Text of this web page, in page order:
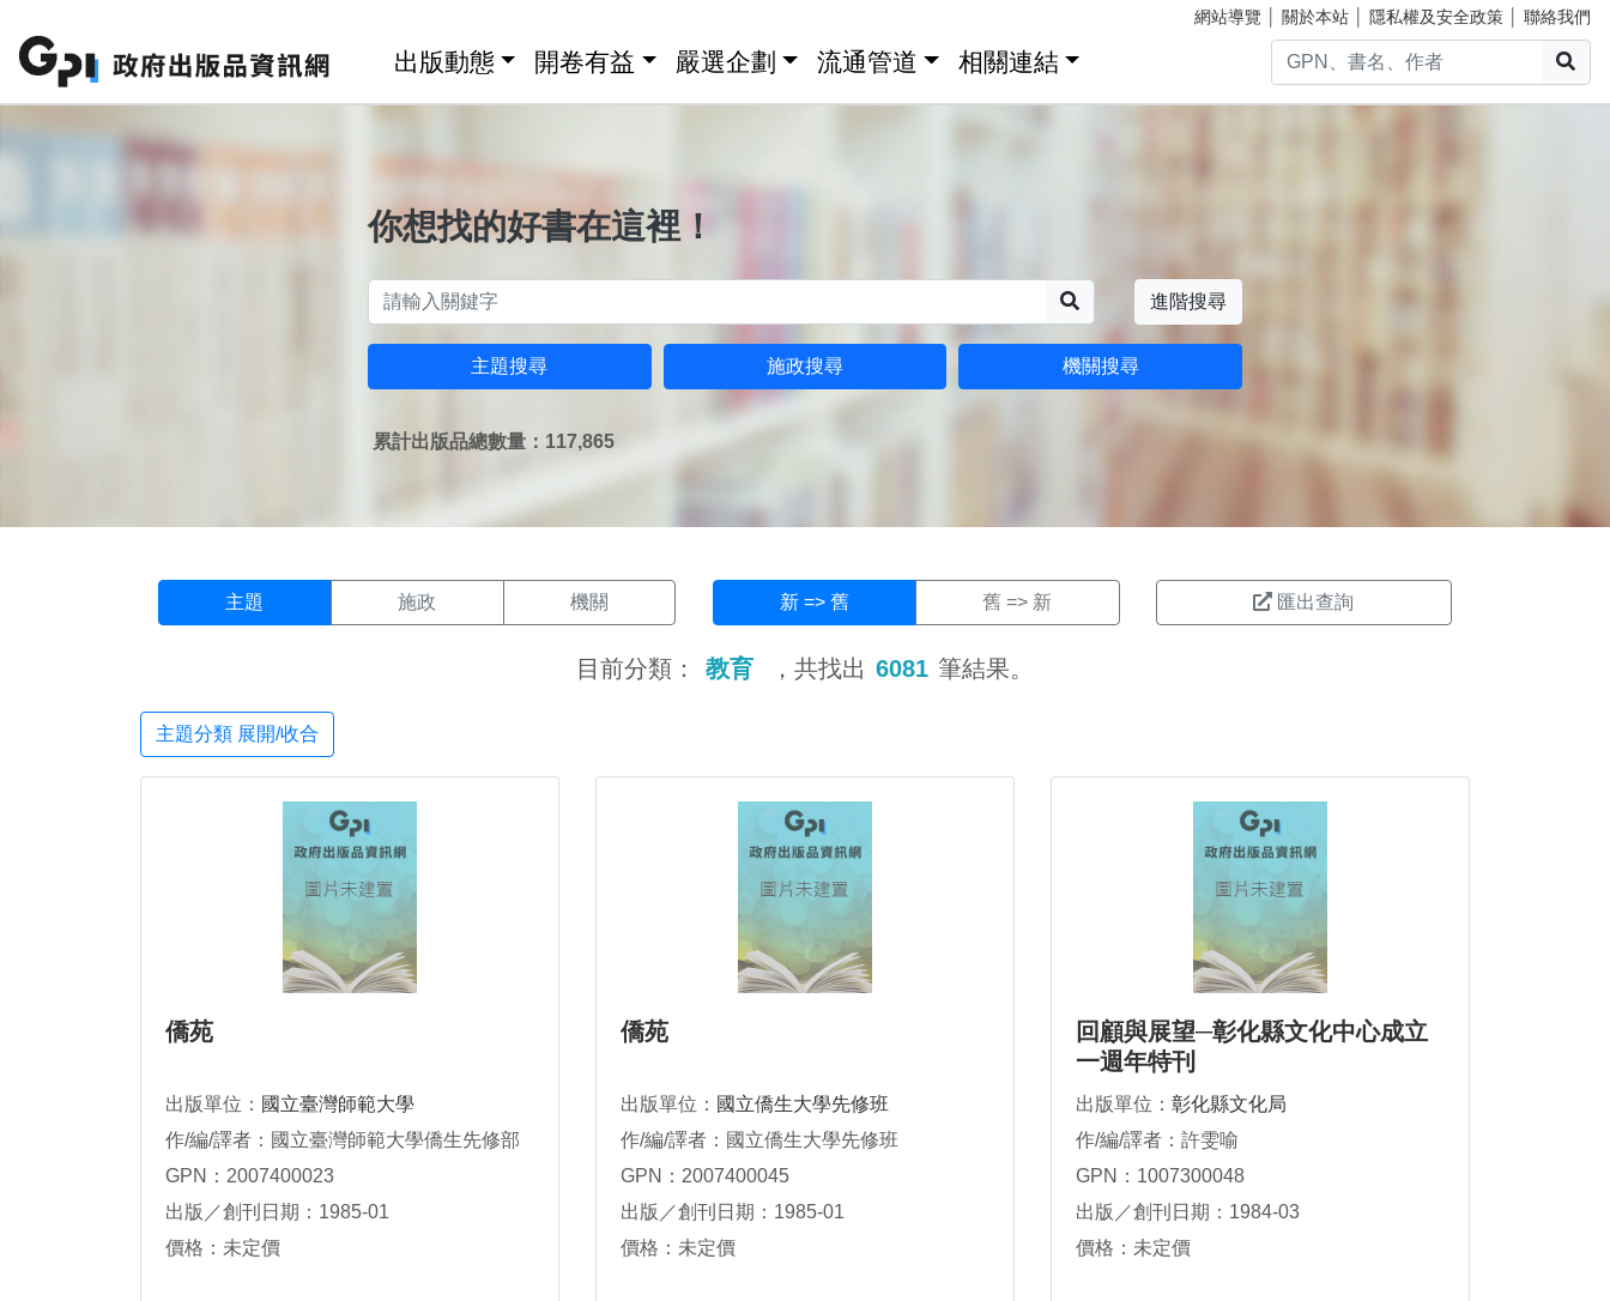
網站導覽 關於本站 隱私權及安全政策 聯絡我們
出版動態 開卷有益 嚴選企劃 流通管道 相關連結
你想找的好書在這裡！
進階搜尋
主題搜尋 施政搜尋 機關搜尋
累計出版品總數量：117,865
主題 施政 機關 新 => 舊 舊 => 新 匯出查詢
目前分類： 教育 ，共找出 6081 筆結果。
主題分類 展開/收合
僑苑
出版單位： 國立臺灣師範大學
作/編/譯者：國立臺灣師範大學僑生先修部
GPN：2007400023
出版／創刊日期：1985-01
價格：未定價
僑苑
出版單位： 國立僑生大學先修班
作/編/譯者：國立僑生大學先修班
GPN：2007400045
出版／創刊日期：1985-01
價格：未定價
回顧與展望─彰化縣文化中心成立
一週年特刊
出版單位： 彰化縣文化局
作/編/譯者：許雯喻
GPN：1007300048
出版／創刊日期：1984-03
價格：未定價